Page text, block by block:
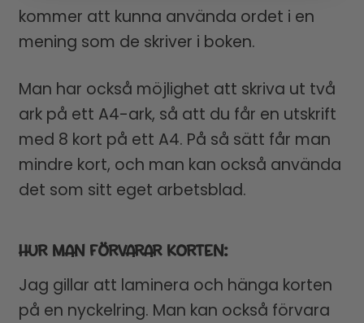
kommer att kunna använda ordet i en
mening som de skriver i boken.
Man har också möjlighet att skriva ut två
ark på ett A4-ark, så att du får en utskrift
med 8 kort på ett A4. På så sätt får man
mindre kort, och man kan också använda
det som sitt eget arbetsblad.
HUR MAN FÖRVARAR KORTEN:
Jag gillar att laminera och hänga korten
på en nyckelring. Man kan också förvara